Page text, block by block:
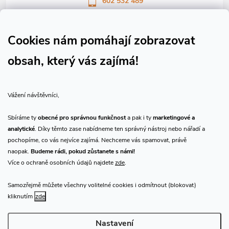
Cookies nám pomáhají zobrazovat
obsah, který vás zajímá!
Vážení návštěvníci,
Sbíráme tyobecné pro správnou funkčnosta pak i tymarketingové a
analytické. Díky těmto zase nabídneme ten správný nástroj nebo nářadí a
pochopíme, co vás nejvíce zajímá. Nechceme vás spamovat, právě
naopak. Budeme rádi, pokud zůstanete s námi!
Více o ochraně osobních údajů najdetezde.
Samozřejmě můžete všechny volitelné cookies i odmítnout (blokovat)
kliknutím zde
Nastavení
Sledujte náš vlog CHN_CZ
Přijímáme online platby